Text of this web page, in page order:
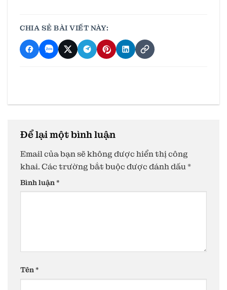
CHIA SẺ BÀI VIẾT NÀY:
Để lại một bình luận
Email của bạn sẽ không được hiển thị công
khai.Các trường bắt buộc được đánh dấu*
Bình luận*
Tên*